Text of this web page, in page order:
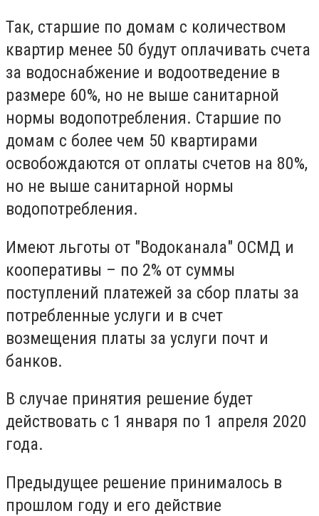
Так, старшие по домам с количеством
квартир менее 50 будут оплачивать счета
за водоснабжение и водоотведение в
размере 60%, но не выше санитарной
нормы водопотребления. Старшие по
домам с более чем 50 квартирами
освобождаются от оплаты счетов на 80%,
но не выше санитарной нормы
водопотребления.
Имеют льготы от "Водоканала" ОСМД и
кооперативы – по 2% от суммы
поступлений платежей за сбор платы за
потребленные услуги и в счет
возмещения платы за услуги почт и
банков.
В случае принятия решение будет
действовать с 1 января по 1 апреля 2020
года.
Предыдущее решение принималось в
прошлом году и его действие